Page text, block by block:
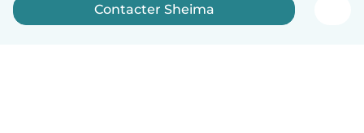
Contacter Sheima